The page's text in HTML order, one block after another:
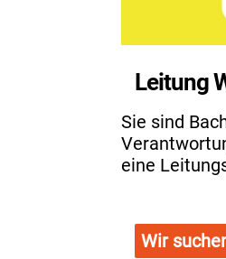
Leitung
Sie sind
eine
Wir